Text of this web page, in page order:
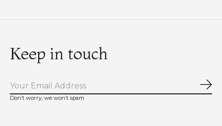
Keep in touch
Don’t worry, we won’t spam